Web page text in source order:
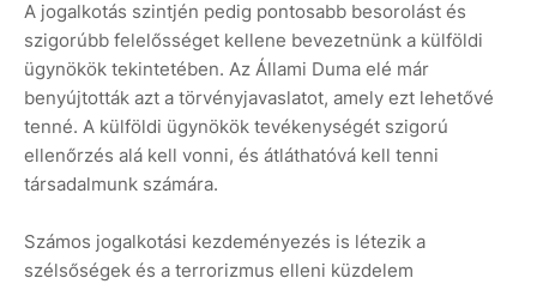
A jogalkotás szintjén pedig pontosabb besorolást és
szigorúbb felelősséget kellene bevezetnünk a külföldi
ügynökök tekintetében. Az Állami Duma elé már
benyújtották azt a törvényjavaslatot, amely ezt lehetővé
tenné. A külföldi ügynökök tevékenységét szigorú
ellenőrzés alá kell vonni, és átláthatóvá kell tenni
társadalmunk számára.
Számos jogalkotási kezdeményezés is létezik a
szélsőségek és a terrorizmus elleni küzdelem